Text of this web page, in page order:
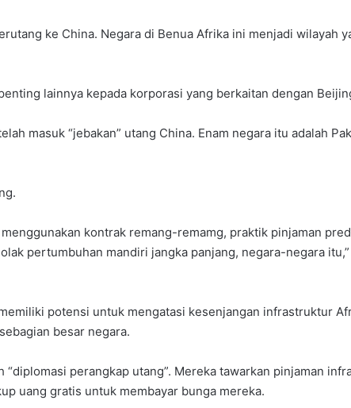
ke China. Negara di Benua Afrika ini menjadi wilayah
lainnya kepada korporasi yang berkaitan dengan
masuk “jebakan” utang China. Enam negara itu adalah
kontrak remang-remamg, praktik pinjaman
pertumbuhan mandiri jangka panjang, negara-negara
potensi untuk mengatasi kesenjangan infrastruktur
besar negara.
perangkap utang”. Mereka tawarkan pinjaman
uang gratis untuk membayar bunga mereka.